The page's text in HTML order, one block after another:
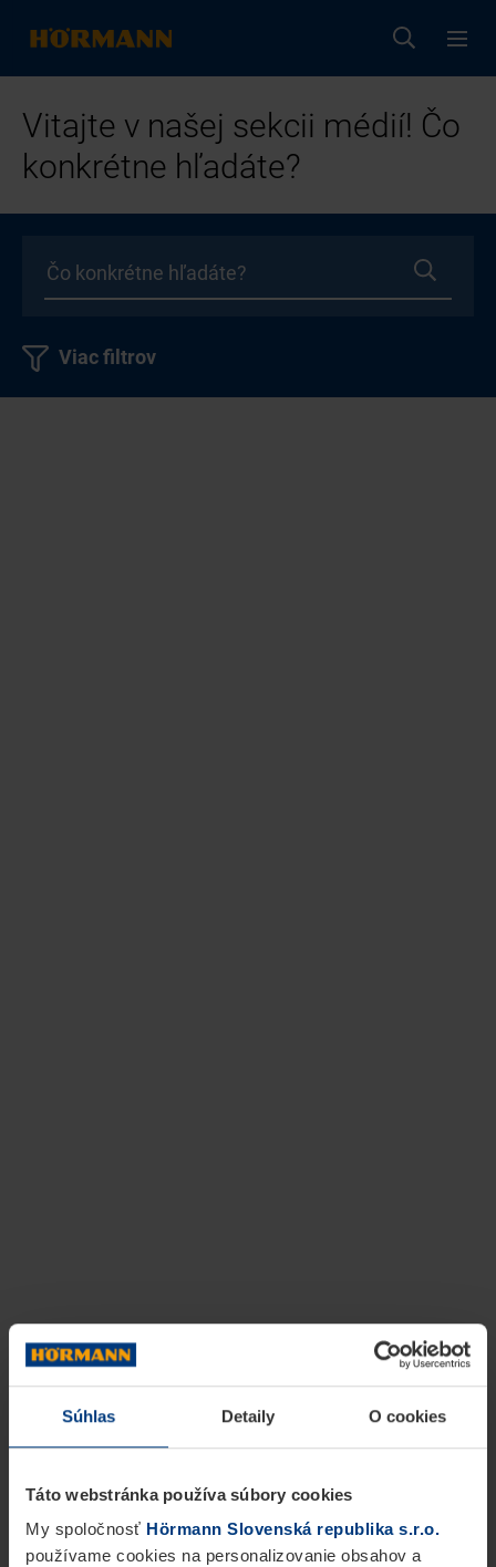
Súhlas Detaily O cookies
Táto webstránka používa súbory cookies
My spoločnosť Hörmann Slovenská republika s.r.o.
používame cookies na personalizovanie obsahov a
Vitajte v našej sekcii médií! Čo
konkrétne hľadáte?
Viac filtrov